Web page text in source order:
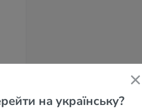
на українську?